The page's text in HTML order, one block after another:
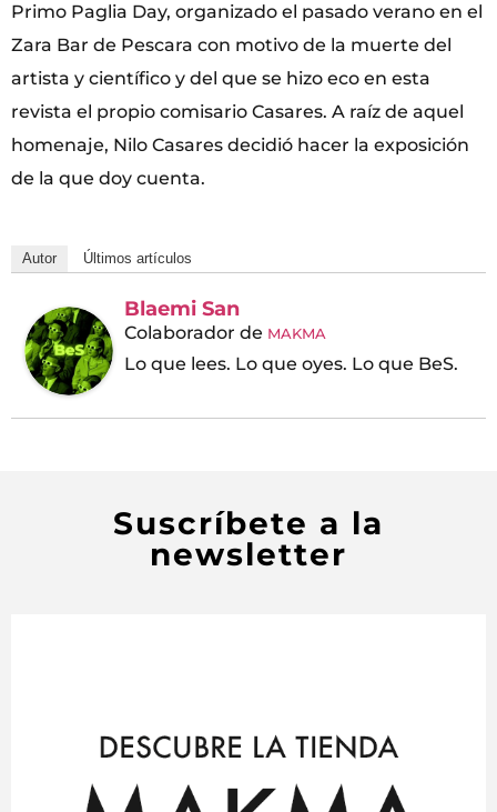
Primo Paglia Day, organizado el pasado verano en el
Zara Bar de Pescara con motivo de la muerte del
artista y científico y del que se hizo eco en esta
revista el propio comisario Casares. A raíz de aquel
homenaje, Nilo Casares decidió hacer la exposición
de la que doy cuenta.
Autor Últimos artículos
Blaemi San
Colaborador de MAKMA
Lo que lees. Lo que oyes. Lo que BeS.
Suscríbete a la
newsletter